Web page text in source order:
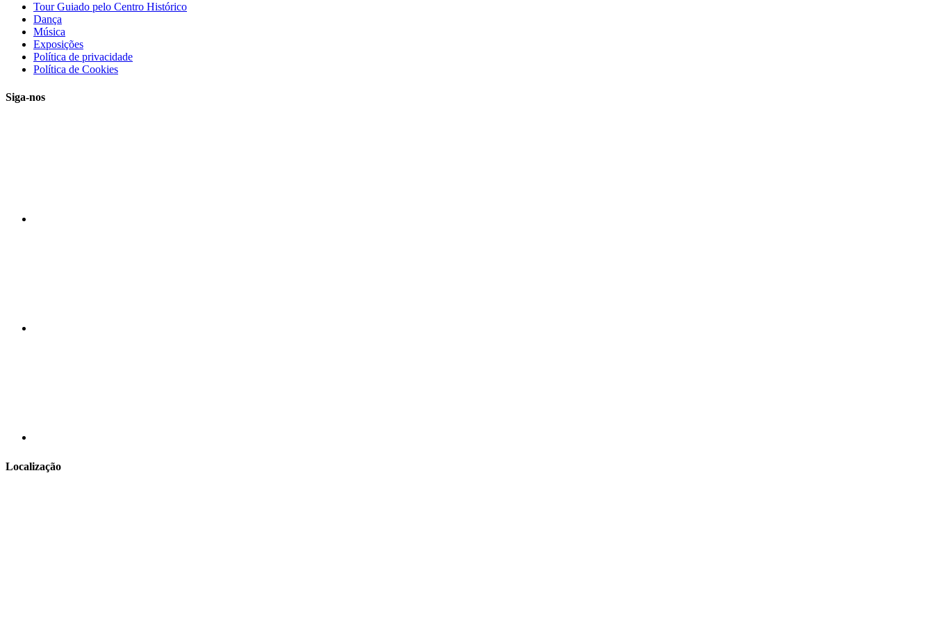
Tour Guiado pelo Centro Histórico
Dança
Música
Exposições
Política de privacidade
Política de Cookies
Siga-nos
Localização